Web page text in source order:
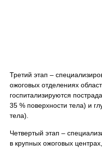
Третий этап –
ожоговых отделениях
госпитализируются
35 % поверхности тела) и
тела).
Четвертый этап –
в крупных ожоговых